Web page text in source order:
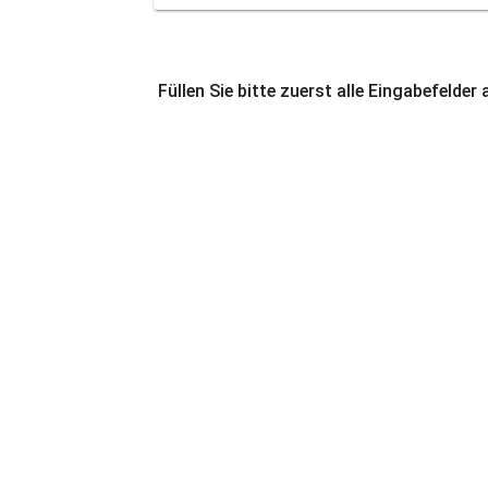
Füllen Sie bitte zuerst alle Eingabefelder